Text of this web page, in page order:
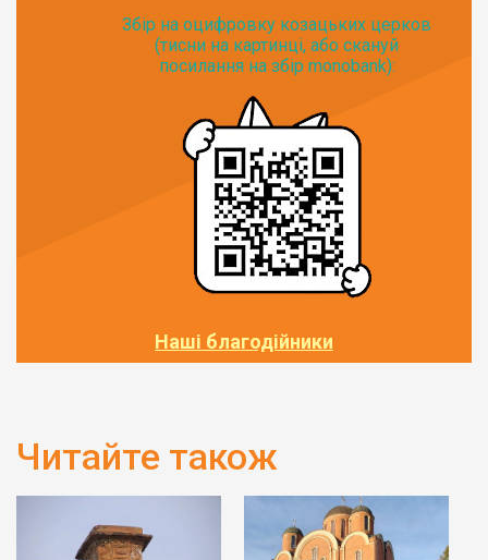
Збір на оцифровку козацьких церков
(тисни на картинці, або скануй
посилання на збір monobank):
Наші благодійники
Читайте також